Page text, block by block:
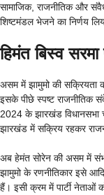
सामाजिक, राजनीतिक और
शिष्टमंडल भेजने का निर्णय
हिमंत बिस्व
असम में झामुमो की सक्रियता
इसके पीछे स्पष्ट राजनीतिक
2024 के झारखंड विधानसभा
झारखंड में सक्रिय रहकर
अब हेमंत सोरेन की असम में
झामुमो के रणनीतिकार इसे
हैं। इसी क्रम में पार्टी नेताओं